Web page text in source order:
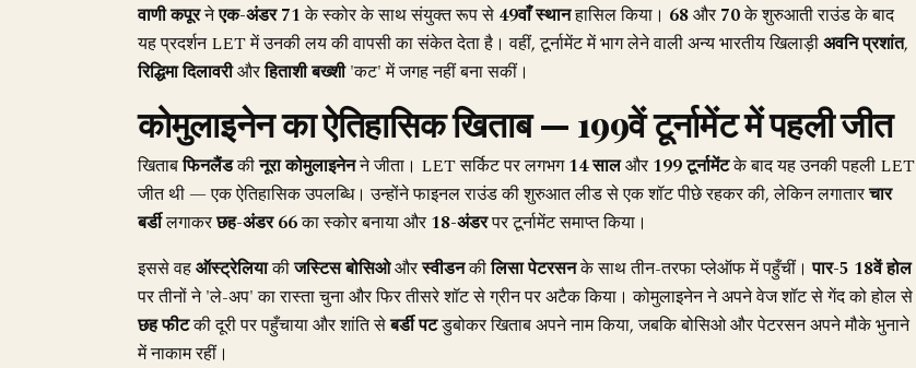
वाणी कपूरनेएक-अंडर 71के स्कोर के साथ संयुक्त रूप से 49वाँ स्थानहासिल किया। 68और70के शुरुआती राउंड के बाद
यह प्रदर्शन LET में उनकी लय की वापसी का संकेत देता है। वहीं, टूर्नामेंट में भाग लेने वाली अन्य भारतीय खिलाड़ीअवनि प्रशांत,
रिद्धिमा दिलावरीऔरहिताशी बख्शी'कट' में जगह नहीं बना सकीं।
कोमुलाइनेन का ऐतिहासिक खिताब — 199वें टूर्नामेंट में पहली जीत
खिताबफिनलैंडकीनूरा कोमुलाइनेनने जीता। LET सर्किट पर लगभग14 सालऔर199 टूर्नामेंटके बाद यह उनकी पहली LET
जीत थी — एक ऐतिहासिक उपलब्धि। उन्होंने फाइनल राउंड की शुरुआत लीड से एक शॉट पीछे रहकर की, लेकिन लगातारचार
बर्डीलगाकरछह-अंडर 66का स्कोर बनाया और18-अंडरपर टूर्नामेंट समाप्त किया।
इससे वहऑस्ट्रेलियाकीजस्टिस बोसिओऔरस्वीडनकीलिसा पेटरसनके साथ तीन-तरफा प्लेऑफ में पहुँचीं।पार-5 18वें होल
पर तीनों ने 'ले-अप' का रास्ता चुना और फिर तीसरे शॉट से ग्रीन पर अटैक किया। कोमुलाइनेन ने अपने वेज शॉट से गेंद को होल से
छह फीटकी दूरी पर पहुँचाया और शांति सेबर्डी पटडुबोकर खिताब अपने नाम किया, जबकि बोसिओ और पेटरसन अपने मौके भुनाने
में नाकाम रहीं।